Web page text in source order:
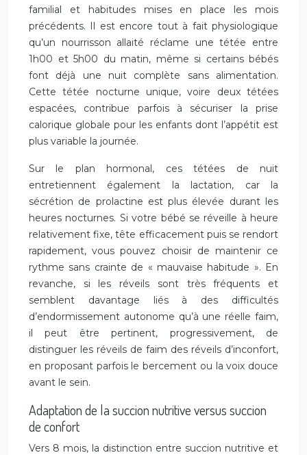
familial et habitudes mises en place les mois
précédents. Il est encore tout à fait physiologique
qu’un nourrisson allaité réclame une tétée entre
1h00 et 5h00 du matin, même si certains bébés
font déjà une nuit complète sans alimentation.
Cette tétée nocturne unique, voire deux tétées
espacées, contribue parfois à sécuriser la prise
calorique globale pour les enfants dont l’appétit est
plus variable la journée.
Sur le plan hormonal, ces tétées de nuit
entretiennent également la lactation, car la
sécrétion de prolactine est plus élevée durant les
heures nocturnes. Si votre bébé se réveille à heure
relativement fixe, tête efficacement puis se rendort
rapidement, vous pouvez choisir de maintenir ce
rythme sans crainte de « mauvaise habitude ». En
revanche, si les réveils sont très fréquents et
semblent davantage liés à des difficultés
d’endormissement autonome qu’à une réelle faim,
il peut être pertinent, progressivement, de
distinguer les réveils de faim des réveils d’inconfort,
en proposant parfois le bercement ou la voix douce
avant le sein.
Adaptation de la succion nutritive versus succion
de confort
Vers 8 mois, la distinction entre succion nutritive et